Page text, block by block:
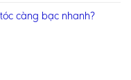
càng bạc nhanh?